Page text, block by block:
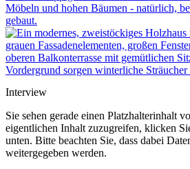
Interview
Sie sehen gerade einen Platzhalterinhalt
eigentlichen Inhalt zuzugreifen, klicken
unten. Bitte beachten Sie, dass dabei
weitergegeben werden.